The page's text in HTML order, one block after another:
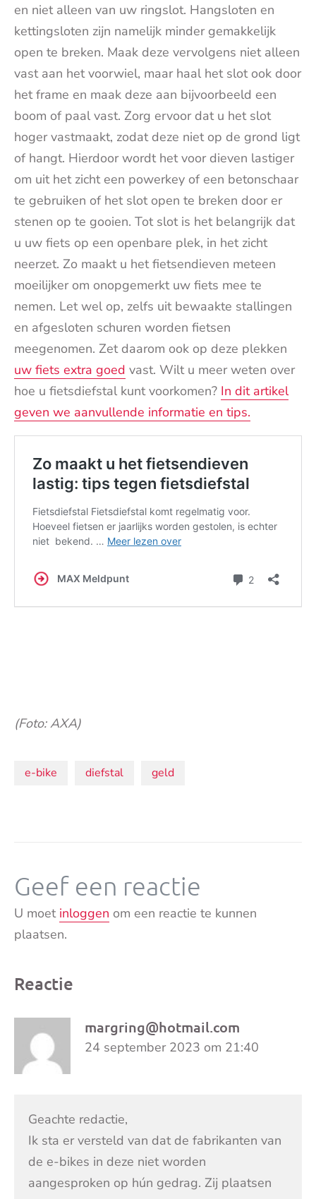
en niet alleen van uw ringslot. Hangsloten en
kettingsloten zijn namelijk minder gemakkelijk
open te breken. Maak deze vervolgens niet alleen
vast aan het voorwiel, maar haal het slot ook door
het frame en maak deze aan bijvoorbeeld een
boom of paal vast. Zorg ervoor dat u het slot
hoger vastmaakt, zodat deze niet op de grond ligt
of hangt. Hierdoor wordt het voor dieven lastiger
om uit het zicht een powerkey of een betonschaar
te gebruiken of het slot open te breken door er
stenen op te gooien. Tot slot is het belangrijk dat
u uw fiets op een openbare plek, in het zicht
neerzet. Zo maakt u het fietsendieven meteen
moeilijker om onopgemerkt uw fiets mee te
nemen. Let wel op, zelfs uit bewaakte stallingen
en afgesloten schuren worden fietsen
meegenomen. Zet daarom ook op deze plekken
uw fiets extra goed vast. Wilt u meer weten over
hoe u fietsdiefstal kunt voorkomen? In dit artikel
geven we aanvullende informatie en tips.
(Foto: AXA)
Onderwerpen:
e-bike diefstal geld
Geef een reactie
U moet inloggen om een reactie te kunnen
plaatsen.
Reactie
margring@hotmail.com
24 september 2023 om 21:40
Geachte redactie,
Ik sta er versteld van dat de fabrikanten van
de e-bikes in deze niet worden
aangesproken op hún gedrag. Zij plaatsen